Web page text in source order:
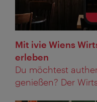
Mit ivie Wiens
erleben
Du möchtest
genießen? Der